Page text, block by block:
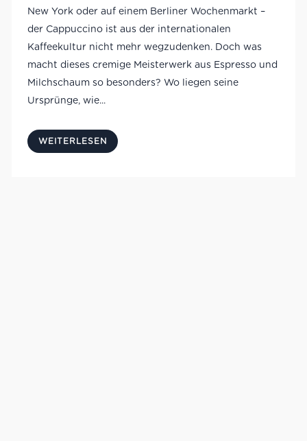
New York oder auf einem Berliner Wochenmarkt –
der Cappuccino ist aus der internationalen
Kaffeekultur nicht mehr wegzudenken. Doch was
macht dieses cremige Meisterwerk aus Espresso und
Milchschaum so besonders? Wo liegen seine
Ursprünge, wie...
WEITERLESEN